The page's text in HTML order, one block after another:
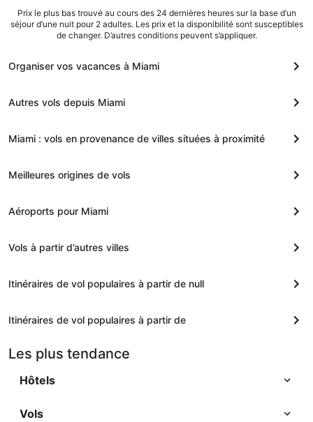
Prix le plus bas trouvé au cours des 24 dernières heures sur la base d’un
séjour d’une nuit pour 2 adultes. Les prix et la disponibilité sont susceptibles
de changer. D’autres conditions peuvent s’appliquer.
Organiser vos vacances à Miami
Autres vols depuis Miami
Miami : vols en provenance de villes situées à proximité
Meilleures origines de vols
Aéroports pour Miami
Vols à partir d’autres villes
Itinéraires de vol populaires à partir de null
Itinéraires de vol populaires à partir de
Les plus tendance
Hôtels
Vols